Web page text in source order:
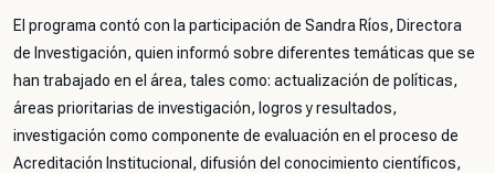
El programa contó con la participación de Sandra Ríos, Directora
de Investigación, quien informó sobre diferentes temáticas que se
han trabajado en el área, tales como: actualización de políticas,
áreas prioritarias de investigación, logros y resultados,
investigación como componente de evaluación en el proceso de
Acreditación Institucional, difusión del conocimiento científicos,